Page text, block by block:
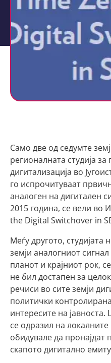
Само две од седумте
регионалната студија
дигитализација во
го испрочитуваат
аналоген на дигитален
2015 година, се вели во
the Digital Switchover in
Меѓу другото, студијата
земји аналогниот
планот и крајниот рок,
не бил достапен за
речиси во сите земји
политички
интересите на
се одразил на
обидувале да пронајдат
скапото дигитално